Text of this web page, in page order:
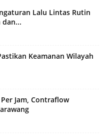
Lalu Lintas Rutin
dan...
Keamanan Wilayah
Jam, Contraflow